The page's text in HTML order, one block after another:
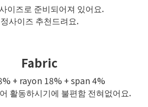
이즈로 준비되어져 있어요.
정사이즈 추천드려요.
Fabric
+ rayon 18% + span 4%
활동하시기에 불편함 전혀없어요.